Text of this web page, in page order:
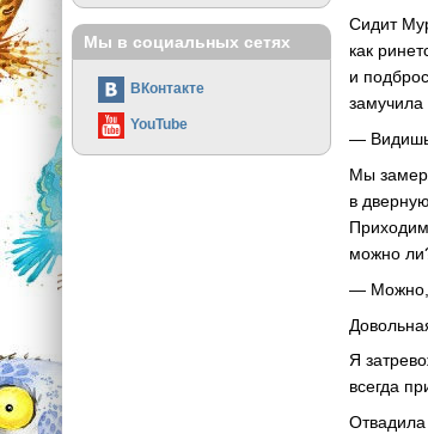
Сидит
как
и
—
Мы
в
можно
— Можно,
Я
всегда
Мы в социальных сетях
ВКонтакте
YouTube